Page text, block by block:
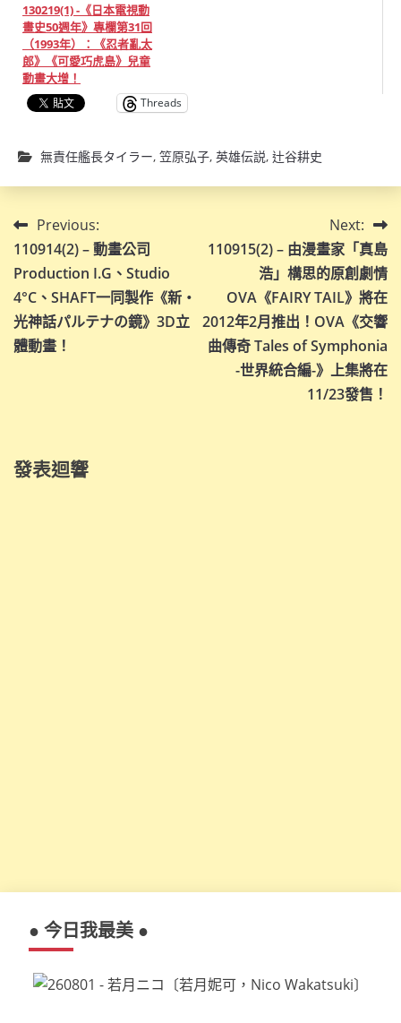
130219(1) -《日本電視動
畫史50週年》專欄第31回
（1993年）：《忍者亂太
郎》《可愛巧虎島》兒童
動畫大增！
Threads
無責任艦長タイラー, 笠原弘子, 英雄伝説, 辻谷耕史
文
章
導
覽
Previous:
110914(2) – 動畫公司
Production I.G、Studio
4°C、SHAFT一同製作《新・
光神話パルテナの鏡》3D立
體動畫！
Next:
110915(2) – 由漫畫家「真島
浩」構思的原創劇情
OVA《FAIRY TAIL》將在
2012年2月推出！OVA《交響
曲傳奇 Tales of Symphonia
-世界統合編-》上集將在
11/23發售！
發表迴響
● 今日我最美 ●